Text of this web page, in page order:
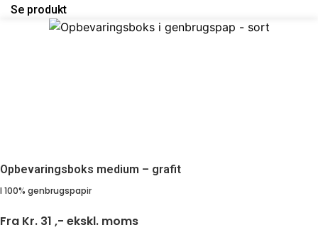
Se produkt
Opbevaringsboks medium – grafit
I 100% genbrugspapir
Fra Kr. 31 ,- ekskl. moms